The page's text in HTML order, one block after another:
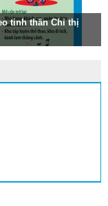
Vũ điệu rửa tay